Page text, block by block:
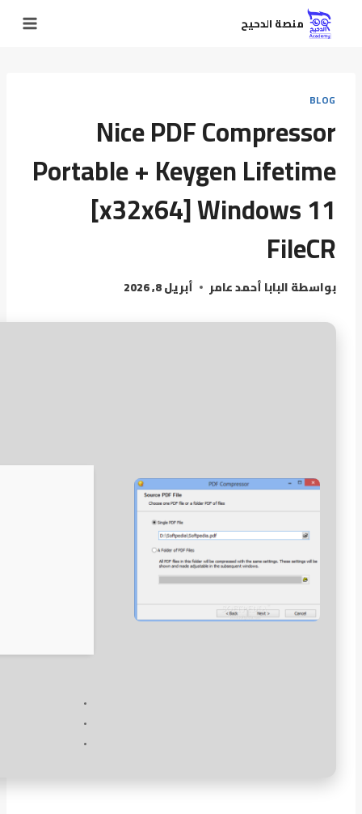
منصة الدحيح
BLOG
Nice PDF Compressor
Portable + Keygen Lifetime
[x32x64] Windows 11
FileCR
بواسطةالبابا أحمد عامر أبريل 8, 2026